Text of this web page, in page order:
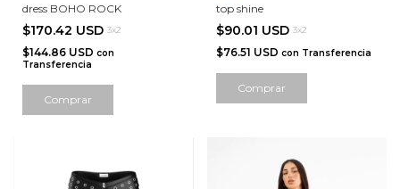
dress BOHO ROCK
$170.42 USD 3x2
$144.86 USD con
Transferencia
Comprar
top shine
$90.01 USD 3x2
$76.51 USD con Transferencia
Comprar